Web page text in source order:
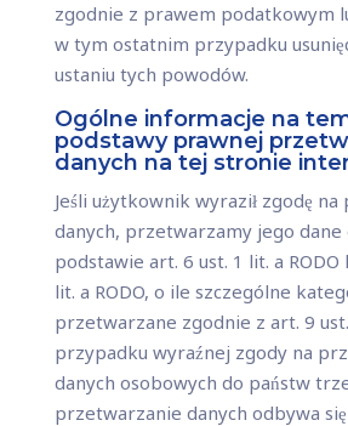
zgodnie z prawem podatkowym
w tym ostatnim przypadku
ustaniu tych powodów.
Ogólne informacje na
podstawy prawnej
danych na tej stronie
Jeśli użytkownik wyraził zgodę
danych, przetwarzamy jego dane
podstawie art. 6 ust. 1 lit. a RODO
lit. a RODO, o ile szczególne
przetwarzane zgodnie z art. 9 ust.
przypadku wyraźnej zgody na
danych osobowych do państw
przetwarzanie danych odbywa